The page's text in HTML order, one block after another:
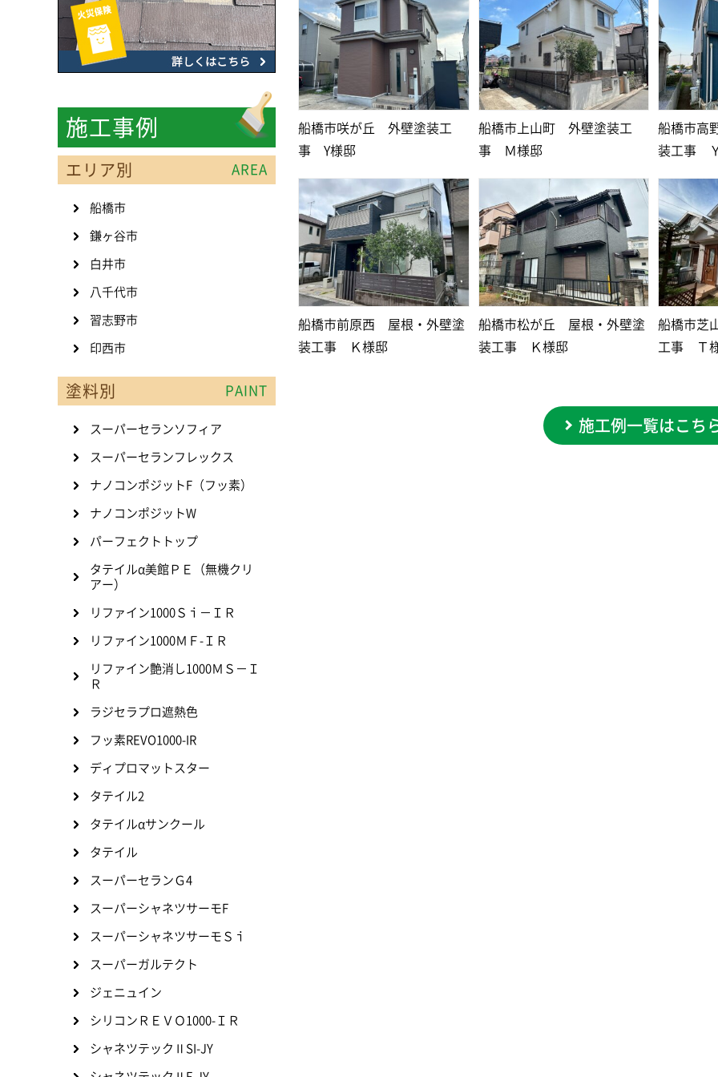
船橋市咲が丘 外壁塗装工
事 Y様邸
船橋市上山町 外壁塗装工
事 Ｍ様邸
船橋市高
装工事
船橋市前原西 屋根・外壁塗
装工事 Ｋ様邸
船橋市松が丘 屋根・外壁塗
装工事 Ｋ様邸
船橋市芝
工事 Ｔ
施工例一覧はこち
施工事例
エリア別 AREA
船橋市
鎌ヶ谷市
白井市
八千代市
習志野市
印西市
塗料別 PAINT
スーパーセランソフィア
スーパーセランフレックス
ナノコンポジットF（フッ素）
ナノコンポジットW
パーフェクトトップ
タテイルα美館ＰＥ（無機クリ
アー）
リファイン1000Ｓｉ－ＩＲ
リファイン1000ＭＦ-ＩＲ
リファイン艶消し1000ＭＳ－Ｉ
Ｒ
ラジセラプロ遮熱色
フッ素REVO1000-IR
ディプロマットスター
タテイル2
タテイルαサンクール
タテイル
スーパーセランＧ4
スーパーシャネツサーモF
スーパーシャネツサーモＳｉ
スーパーガルテクト
ジェニュイン
シリコンＲＥＶＯ1000-ＩＲ
シャネツテックⅡSI-JY